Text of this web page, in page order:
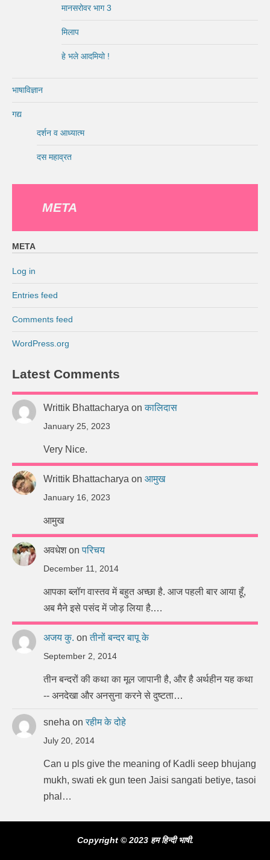
मानसरोवर भाग 3
मिलाप
हे भले आदमियो !
भाषाविज्ञान
गद्य
दर्शन व आध्यात्म
दस महाव्रत
META
META
Log in
Entries feed
Comments feed
WordPress.org
Latest Comments
Writtik Bhattacharya onकालिदास
January 25, 2023
Very Nice.
Writtik Bhattacharya on आमुख
January 16, 2023
आमुख
अवधेशonपरिचय
December 11, 2014
आपका ब्लॉग वास्तव में बहुत अच्छा है. आज पहली बार आया हूँ,
अब मैने इसे पसंद में जोड़ लिया है.…
अजय कु. onतीनों बन्दर बापू के
September 2, 2014
तीन बन्दरों की कथा का मूल जापानी है, और है अर्थहीन यह कथा
-- अनदेखा और अनसुना करने से दुष्टता…
sneha onरहीम के दोहे
July 20, 2014
Can u pls give the meaning of Kadli seep bhujang
mukh, swati ek gun teen Jaisi sangati betiye, tasoi
phal…
Copyright © 2023 हम हिन्दी भाषी.